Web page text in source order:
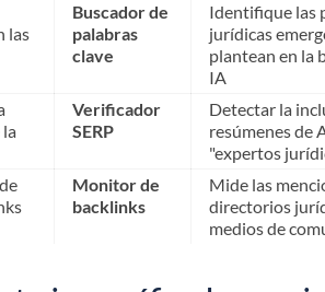
las
Buscador de
palabras
clave
Identifique las
jurídicas
plantean en la
IA
Verificador
SERP
Detectar la
resúmenes de
"expertos
Monitor de
backlinks
Mide las
directorios
medios de